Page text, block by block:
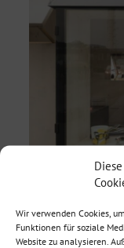
Wir verwenden Cookies,
Funktionen für soziale
Website zu analysieren.